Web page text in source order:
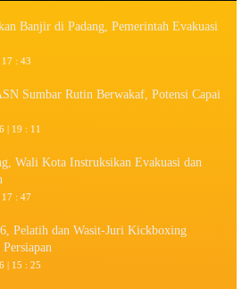
Banjir di Padang, Pemerintah Evakuasi
17 : 43
Sumbar Rutin Berwakaf, Potensi Capai
| 19 : 11
Wali Kota Instruksikan Evakuasi dan
17 : 47
Pelatih dan Wasit-Juri Kickboxing
| 15 : 25